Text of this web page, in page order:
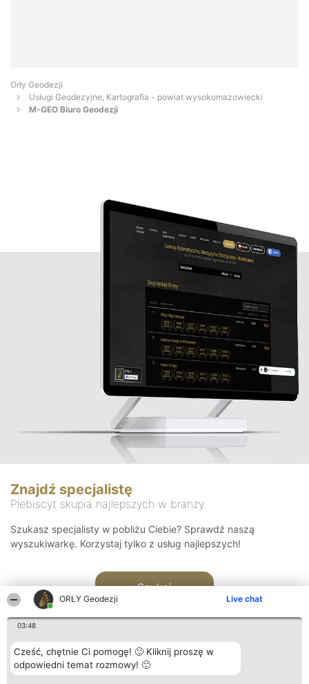
ORŁY Geodezji Live chat
03:48
Cześć, chętnie Ci pomogę! 🙂 Kliknij proszę w
odpowiedni temat rozmowy! 🙂
Orły Geodezji
Usługi Geodezyjne, Kartografia - powiat wysokomazowiecki
M-GEO Biuro Geodezji
Znajdź specjalistę
Plebiscyt skupia najlepszych w branży
Szukasz specjalisty w pobliżu Ciebie? Sprawdź naszą
wyszukiwarkę. Korzystaj tylko z usług najlepszych!
Szukaj